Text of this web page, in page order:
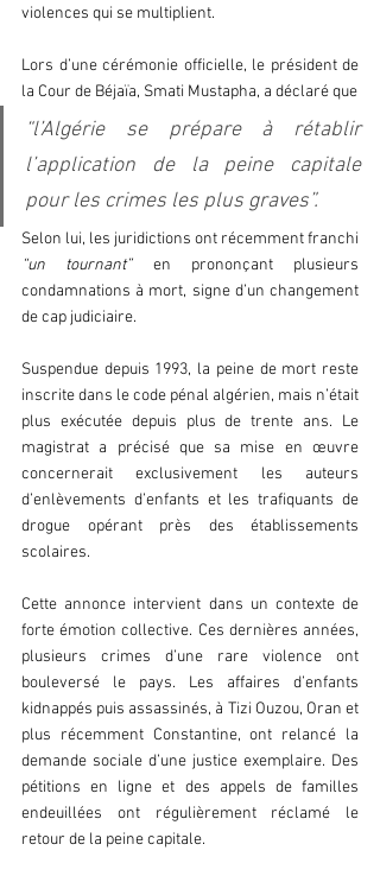
violences qui se multiplient.
Lors d’une cérémonie officielle, le président de
“l’Algérie se prépare à rétablir
l’application de la peine capitale
pour les crimes les plus graves”.
“un tournant” en prononçant plusieurs
condamnations à mort, signe d’un changement
de cap judiciaire.
Suspendue depuis 1993, la peine de mort reste
inscrite dans le code pénal algérien, mais n’était
plus exécutée depuis plus de trente ans. Le
magistrat a précisé que sa mise en œuvre
concernerait exclusivement les auteurs
d’enlèvements d’enfants et les trafiquants de
drogue opérant près des établissements
scolaires.
Cette annonce intervient dans un contexte de
forte émotion collective. Ces dernières années,
plusieurs crimes d’une rare violence ont
bouleversé le pays. Les affaires d’enfants
kidnappés puis assassinés, à Tizi Ouzou, Oran et
plus récemment Constantine, ont relancé la
demande sociale d’une justice exemplaire. Des
pétitions en ligne et des appels de familles
endeuillées ont régulièrement réclamé le
retour de la peine capitale.